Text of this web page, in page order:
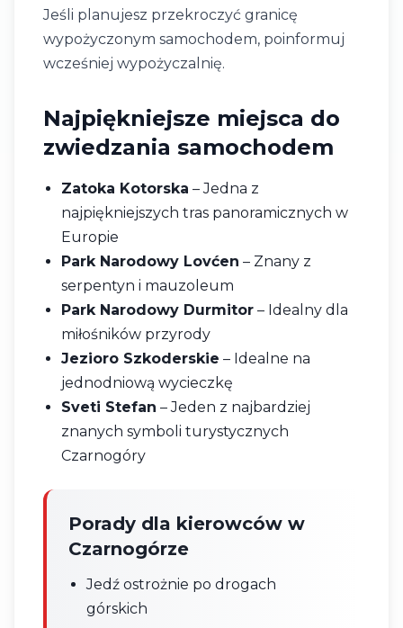
Jeśli planujesz przekroczyć granicę
wypożyczonym samochodem, poinformuj
wcześniej wypożyczalnię.
Najpiękniejsze miejsca do
zwiedzania samochodem
Zatoka Kotorska – Jedna z
najpiękniejszych tras panoramicznych w
Europie
Park Narodowy Lovćen – Znany z
serpentyn i mauzoleum
Park Narodowy Durmitor – Idealny dla
miłośników przyrody
Jezioro Szkoderskie – Idealne na
jednodniową wycieczkę
Sveti Stefan – Jeden z najbardziej
znanych symboli turystycznych
Czarnogóry
Porady dla kierowców w
Czarnogórze
Jedź ostrożnie po drogach
górskich